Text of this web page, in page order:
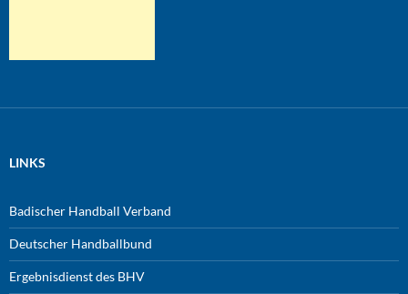
LINKS
Badischer Handball Verband
Deutscher Handballbund
Ergebnisdienst des BHV